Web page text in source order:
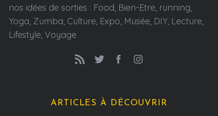
nos idées de sorties : Food, Bien-Etre, running,
Yoga, Zumba, Culture, Expo, Musée, DIY, Lecture,
Lifestyle, Voyage
ARTICLES À DÉCOUVRIR